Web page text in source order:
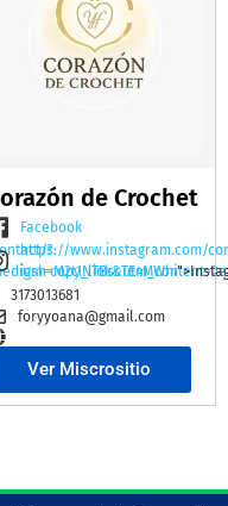
?
de Crochet
Facebook
https://www.instagram.com/
igsh=M2t1NTBscTE4MWhi
3173013681
foryyoana@gmail.com
Ver Miscrositio